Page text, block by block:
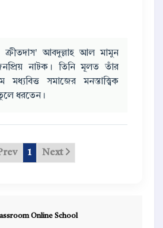
আবদুল্লাহ আল মামুন
নাটক। তিনি মূলত তাঁর
মধ্যবিত্ত সমাজের মনস্তাত্ত্বিক
ধরতেন।
1 Next
Online School